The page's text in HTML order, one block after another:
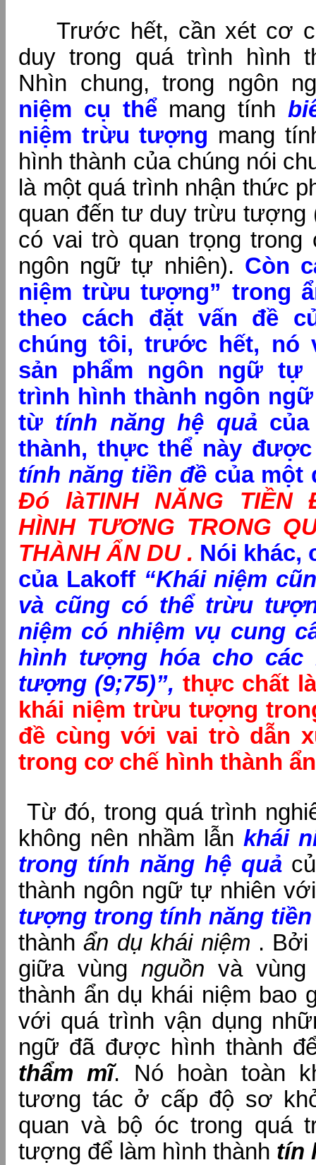
Trước hết, cần xét cơ
duy trong quá trình hình
Nhìn chung, trong ngôn
niệm cụ thểmang tính
niệm trừu tượng mang
hình thành của chúng nói
là một quá trình nhận thức
quan đến tư duy trừu tượng
có vai trò quan trọng trong
ngôn ngữ tự nhiên). Còn
niệm trừu tượng” trong
theo cách đặt vấn đề
chúng tôi, trước hết, nó
sản phẩm ngôn ngữ tự
trình hình thành ngôn
từ tính năng hệ quả
thành, thực thể này
tính năng tiền đề của một
Đó làTINH NĂNG TIỀN
HÌNH TƯƠNG TRONG
THÀNH ẨN DU . Nói khác,
của Lakoff “Khái niệm
và cũng có thể trừu
niệm có nhiệm vụ cung
hình tượng hóa cho các
tượng (9;75)”, thực chất
khái niệm trừu tượng
đề cùng với vai trò dẫn
trong cơ chế hình thành
Từ đó, trong quá trình
không nên nhầm lẫn khái
trong tính năng hệ quả
thành ngôn ngữ tự nhiên với
tượng trong tính năng tiền
thànhẩn dụ khái niệm .
giữa vùng nguồn và
thành ẩn dụ khái niệm bao
với quá trình vận dụng
ngữ đã được hình thành
thẩm mĩ. Nó hoàn toàn
tương tác ở cấp độ sơ
quan và bộ óc trong quá
tượng để làm hình thành tín